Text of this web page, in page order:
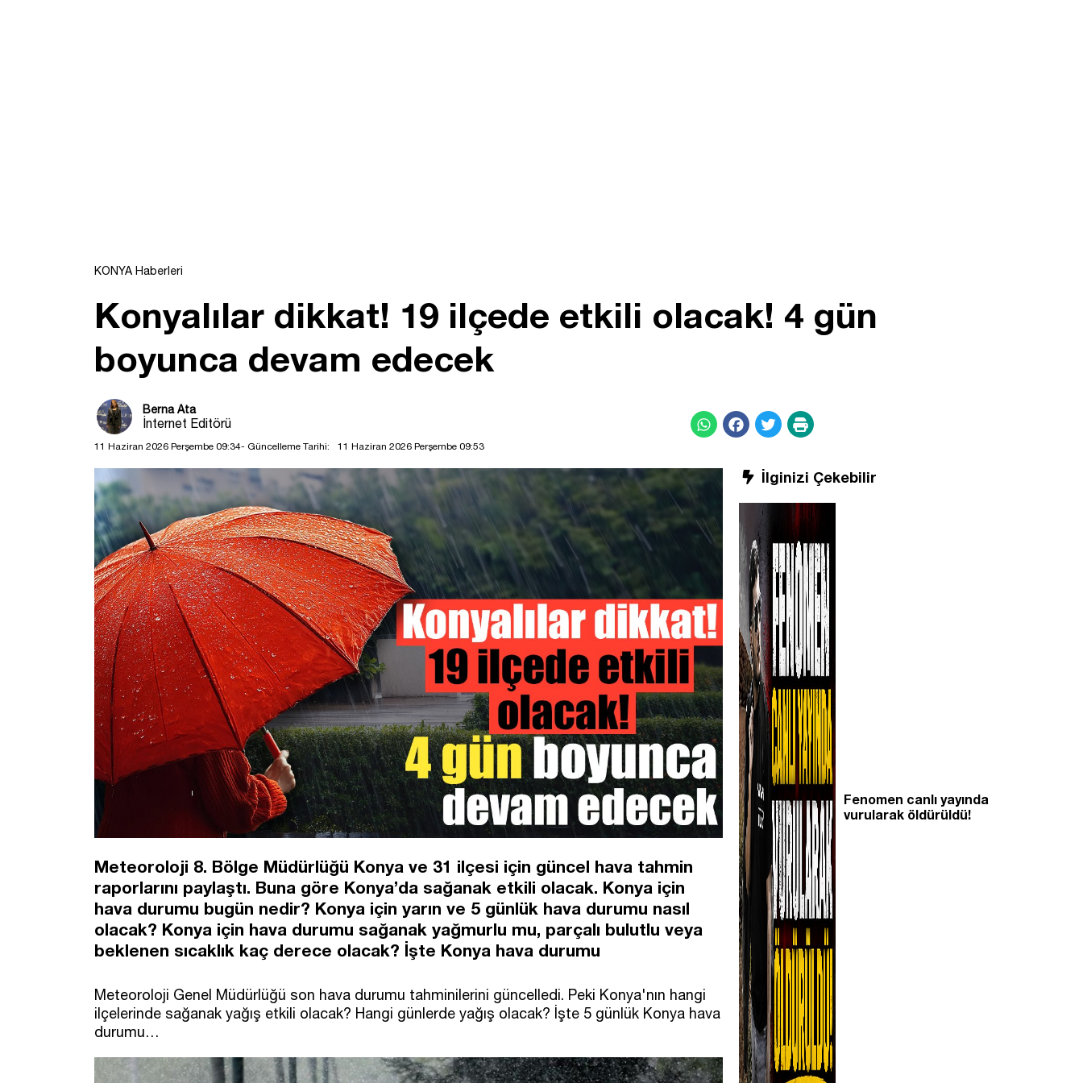
KONYA Haberleri
Konyalılar dikkat! 19 ilçede etkili olacak! 4 gün
boyunca devam edecek
Berna Ata
İnternet Editörü
11 Haziran 2026 Perşembe 09:34- Güncelleme Tarihi: 11 Haziran 2026 Perşembe 09:53
Meteoroloji 8. Bölge Müdürlüğü Konya ve 31 ilçesi için güncel hava tahmin
raporlarını paylaştı. Buna göre Konya’da sağanak etkili olacak. Konya için
hava durumu bugün nedir? Konya için yarın ve 5 günlük hava durumu nasıl
olacak? Konya için hava durumu sağanak yağmurlu mu, parçalı bulutlu veya
beklenen sıcaklık kaç derece olacak? İşte Konya hava durumu
Meteoroloji Genel Müdürlüğü son hava durumu tahminilerini güncelledi. Peki Konya'nın hangi
ilçelerinde sağanak yağış etkili olacak? Hangi günlerde yağış olacak? İşte 5 günlük Konya hava
durumu…
İlginizi Çekebilir
Fenomen canlı yayında
vurularak öldürüldü!